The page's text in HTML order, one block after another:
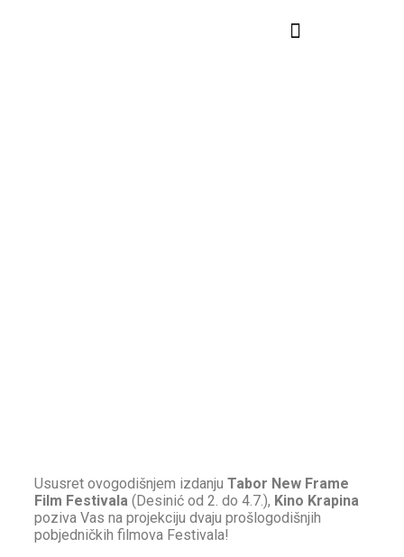
Ususret ovogodišnjem izdanju Tabor New Frame
Film Festivala (Desinić od 2. do 4.7.), Kino Krapina
poziva Vas na projekciju dvaju prošlogodišnjih
pobjedničkih filmova Festivala!